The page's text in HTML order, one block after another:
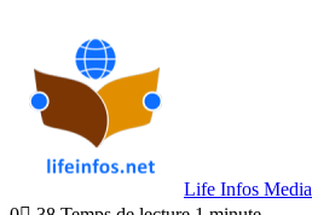
Life Infos Media